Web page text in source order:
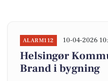
ALARM112 10-04-2026
Helsingør
Brand i bygning